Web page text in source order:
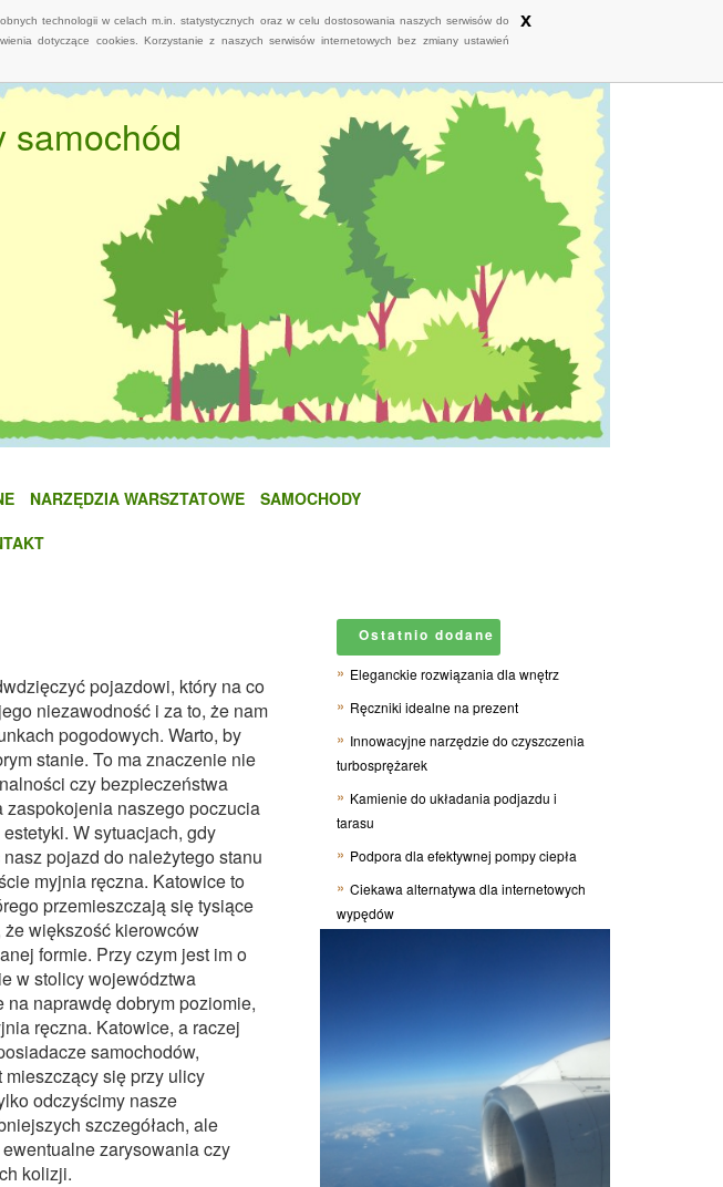
technologii w celach m.in. statystycznych oraz w celu dostosowania naszych serwisów do
dotyczące cookies. Korzystanie z naszych serwisów internetowych bez zmiany ustawień
x
samochód
NARZĘDZIA WARSZTATOWE
SAMOCHODY
pojazdowi, który na co
niezawodność i za to, że nam
pogodowych. Warto, by
stanie. To ma znaczenie nie
czy bezpieczeństwa
zaspokojenia naszego poczucia
W sytuacjach, gdy
pojazd do należytego stanu
myjnia ręczna. Katowice to
przemieszczają się tysiące
większość kierowców
formie. Przy czym jest im o
w stolicy województwa
naprawdę dobrym poziomie,
ręczna. Katowice, a raczej
samochodów,
się przy ulicy
odczyścimy nasze
szczegółach, ale
zarysowania czy
kolizji.
Ostatnio dodane
Eleganckie rozwiązania dla wnętrz
Ręczniki idealne na prezent
Innowacyjne narzędzie do czyszczenia
turbosprężarek
Kamienie do układania podjazdu i
tarasu
Podpora dla efektywnej pompy ciepła
Ciekawa alternatywa dla internetowych
wypędów